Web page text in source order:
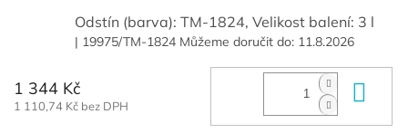
Odstín (barva): TM-1824, Velikost balení: 3 l
| 19975/TM-1824 Můžeme doručit do: 11.8.2026
1 344 Kč
1 110,74 Kč bez DPH